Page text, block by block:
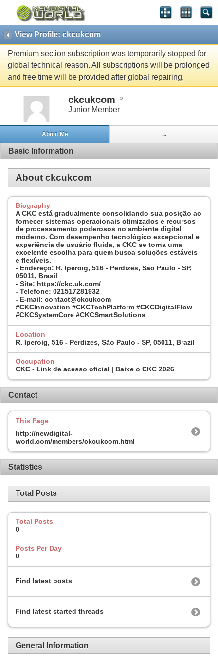
View Profile: ckcukcom
Premium section subscription was temporarily stopped for
global technical reason. All subscriptions will be prolonged
and free time will be provided after global repairing.
ckcukcom
Junior Member
About Me ...
Basic Information
About ckcukcom
Biography
A CKC está gradualmente consolidando sua posição ao
fornecer sistemas operacionais otimizados e recursos
de processamento poderosos no ambiente digital
moderno. Com desempenho tecnológico excepcional e
experiência de usuário fluida, a CKC se torna uma
excelente escolha para quem busca soluções estáveis ​​
e flexíveis.
- Endereço: R. Iperoig, 516 - Perdizes, São Paulo - SP,
05011, Brasil
- Site: https://ckc.uk.com/
- Telefone: 021517281932
- E-mail: contact@ckcukcom
#CKCInnovation #CKCTechPlatform #CKCDigitalFlow
#CKCSystemCore #CKCSmartSolutions
Location
R. Iperoig, 516 - Perdizes, São Paulo - SP, 05011, Brazil
Occupation
CKC - Link de acesso oficial | Baixe o CKC 2026
Contact
This Page
http://newdigital-
world.com/members/ckcukcom.html
Statistics
Total Posts
Total Posts
0
Posts Per Day
0
Find latest posts
Find latest started threads
General Information